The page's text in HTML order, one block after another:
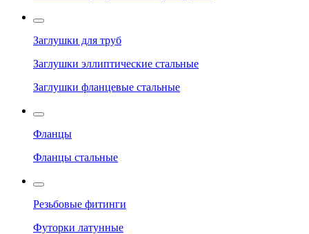
Заглушки для труб
Заглушки эллиптические стальные
Заглушки фланцевые стальные
Фланцы
Фланцы стальные
Резьбовые фитинги
Футорки латунные